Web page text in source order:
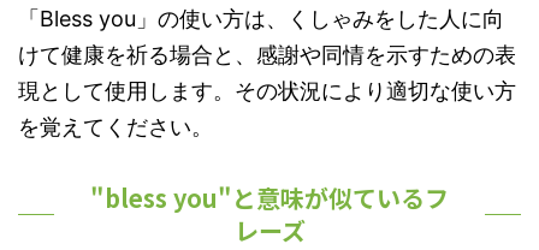
「Bless you」の使い方は、くしゃみをした人に向
けて健康を祈る場合と、感謝や同情を示すための表
現として使用します。その状況により適切な使い方
を覚えてください。
"bless you"と意味が似ているフ
レーズ